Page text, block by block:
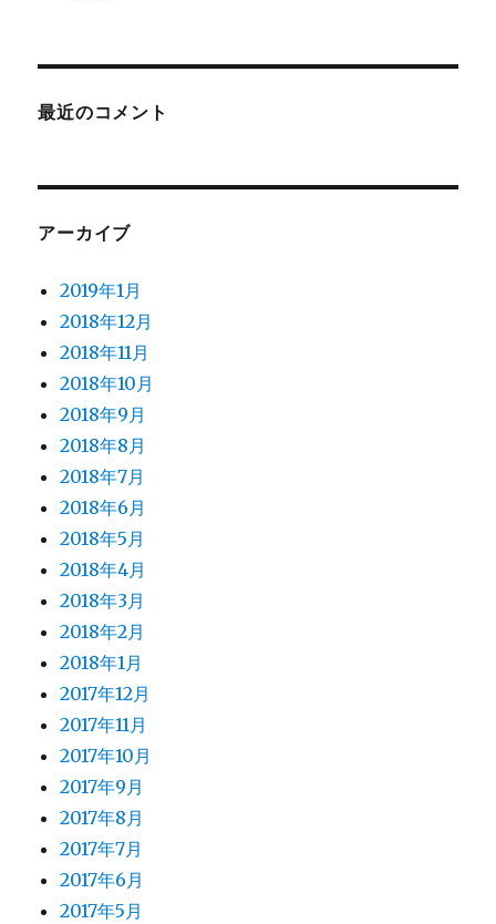
最近のコメント
アーカイブ
2019年1月
2018年12月
2018年11月
2018年10月
2018年9月
2018年8月
2018年7月
2018年6月
2018年5月
2018年4月
2018年3月
2018年2月
2018年1月
2017年12月
2017年11月
2017年10月
2017年9月
2017年8月
2017年7月
2017年6月
2017年5月